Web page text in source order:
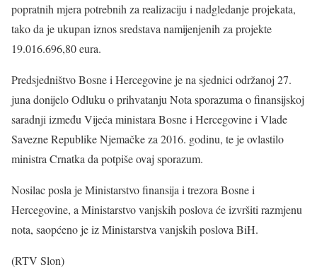
popratnih mjera potrebnih za realizaciju i nadgledanje projekata,
tako da je ukupan iznos sredstava namijenjenih za projekte
19.016.696,80 eura.
Predsjedništvo Bosne i Hercegovine je na sjednici održanoj 27.
juna donijelo Odluku o prihvatanju Nota sporazuma o finansijskoj
saradnji između Vijeća ministara Bosne i Hercegovine i Vlade
Savezne Republike Njemačke za 2016. godinu, te je ovlastilo
ministra Crnatka da potpiše ovaj sporazum.
Nosilac posla je Ministarstvo finansija i trezora Bosne i
Hercegovine, a Ministarstvo vanjskih poslova će izvršiti razmjenu
nota, saopćeno je iz Ministarstva vanjskih poslova BiH.
(RTV Slon)